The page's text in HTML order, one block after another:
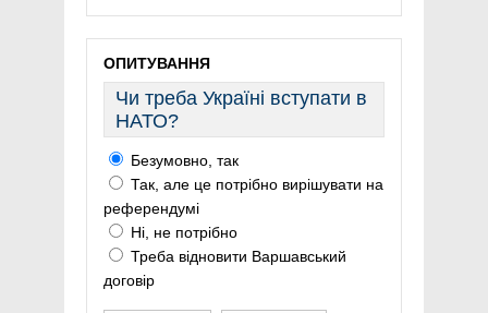
ОПИТУВАННЯ
Чи треба Україні вступати в
НАТО?
Безумовно, так
Так, але це потрібно вирішувати на
референдумі
Ні, не потрібно
Треба відновити Варшавський
договір